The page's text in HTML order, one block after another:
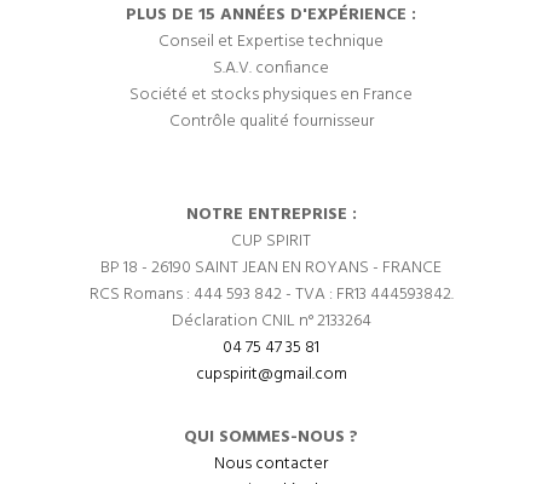
PLUS DE 15 ANNÉES D'EXPÉRIENCE :
Conseil et Expertise technique
S.A.V. confiance
Société et stocks physiques en France
Contrôle qualité fournisseur
NOTRE ENTREPRISE :
CUP SPIRIT
BP 18 - 26190 SAINT JEAN EN ROYANS - FRANCE
RCS Romans : 444 593 842 - TVA : FR13 444593842.
Déclaration CNIL n° 2133264
04 75 47 35 81
cupspirit@gmail.com
QUI SOMMES-NOUS ?
Nous contacter